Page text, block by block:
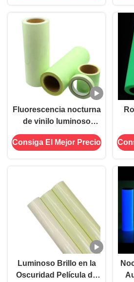
Fluorescencia nocturna
de vinilo luminoso
imprimible Brillo en la
película de vinilo
Consiga El Mejor Precio
Luminoso Brillo en la
Oscuridad Película de